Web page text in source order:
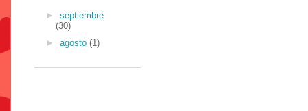
► septiembre
(30)
► agosto (1)